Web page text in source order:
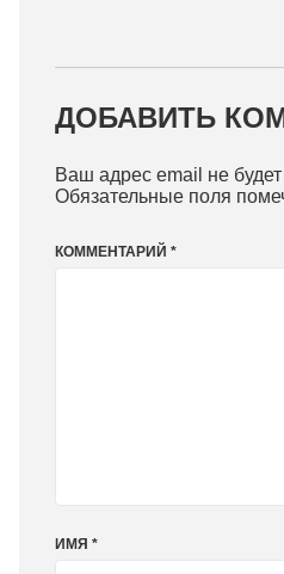
ДОБАВИТЬ
Ваш адрес email не
Обязательные поля
КОММЕНТАРИЙ *
ИМЯ *